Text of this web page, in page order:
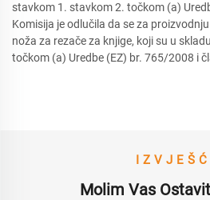
stavkom 1. stavkom 2. točkom (a)
Komisija je odlučila da se za
noža za rezače za knjige, koji su u
točkom (a) Uredbe (EZ) br. 765/2008 i
Molim Vas